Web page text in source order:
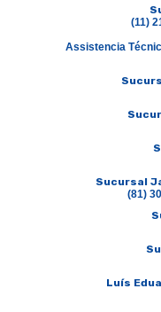
(11)
Assistencia
Sucursal
(81)
Luís